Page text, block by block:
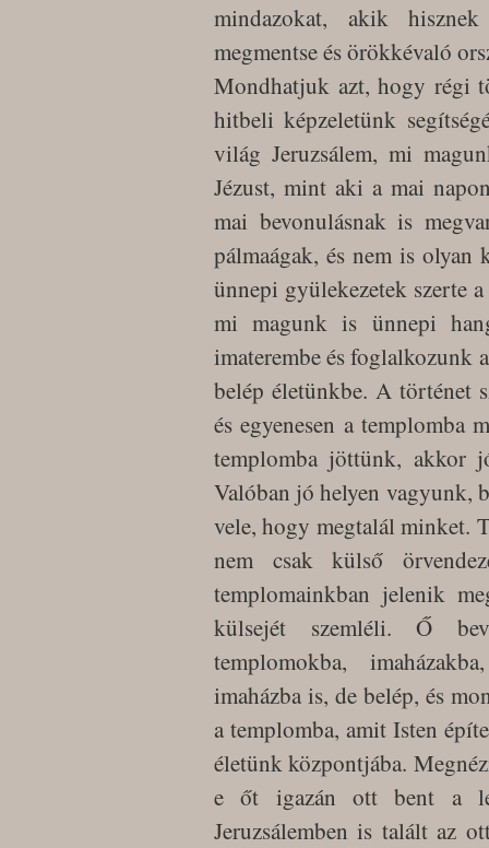
mindazokat, akik
megmentse és örökkévaló
Mondhatjuk azt, hogy régi
hitbeli képzeletünk
világ Jeruzsálem, mi
Jézust, mint aki a mai
mai bevonulásnak is
pálmaágak, és nem is olyan
ünnepi gyülekezetek szerte
mi magunk is ünnepi
imaterembe és foglalkozunk
belép életünkbe. A történet
és egyenesen a templomba
templomba jöttünk, akkor
Valóban jó helyen vagyunk,
vele, hogy megtalál minket.
nem csak külső
templomainkban jelenik
külsejét szemléli. Ő
templomokba,
imaházba is, de belép, és
a templomba, amit Isten
életünk központjába.
e őt igazán ott bent a
Jeruzsálemben is talált az